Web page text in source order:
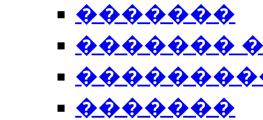
�������
�������
�������